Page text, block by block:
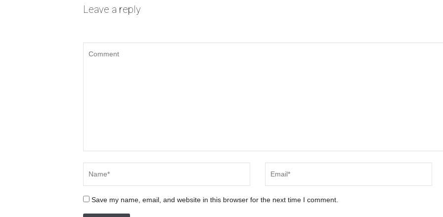
Leave a reply
Save my name, email, and website in this browser for the next time I comment.